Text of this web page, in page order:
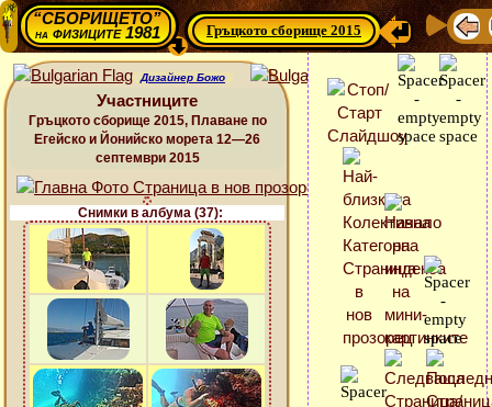
“СБОРИЩЕТО”
нафизиците 1981 Гръцкото сборище 2015
Дизайнер Божо
Участниците
Гръцкото сборище 2015, Плаване по
Егейско и Йонийско морета 12—26
септември 2015
Снимки в албума (37):